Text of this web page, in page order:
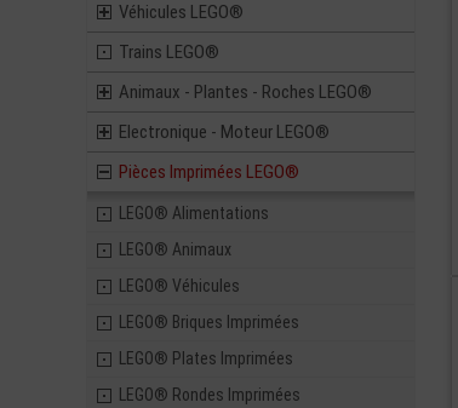
Véhicules LEGO®
Trains LEGO®
Animaux - Plantes - Roches LEGO®
Electronique - Moteur LEGO®
Pièces Imprimées LEGO®
LEGO® Alimentations
LEGO® Animaux
LEGO® Véhicules
LEGO® Briques Imprimées
LEGO® Plates Imprimées
LEGO® Rondes Imprimées